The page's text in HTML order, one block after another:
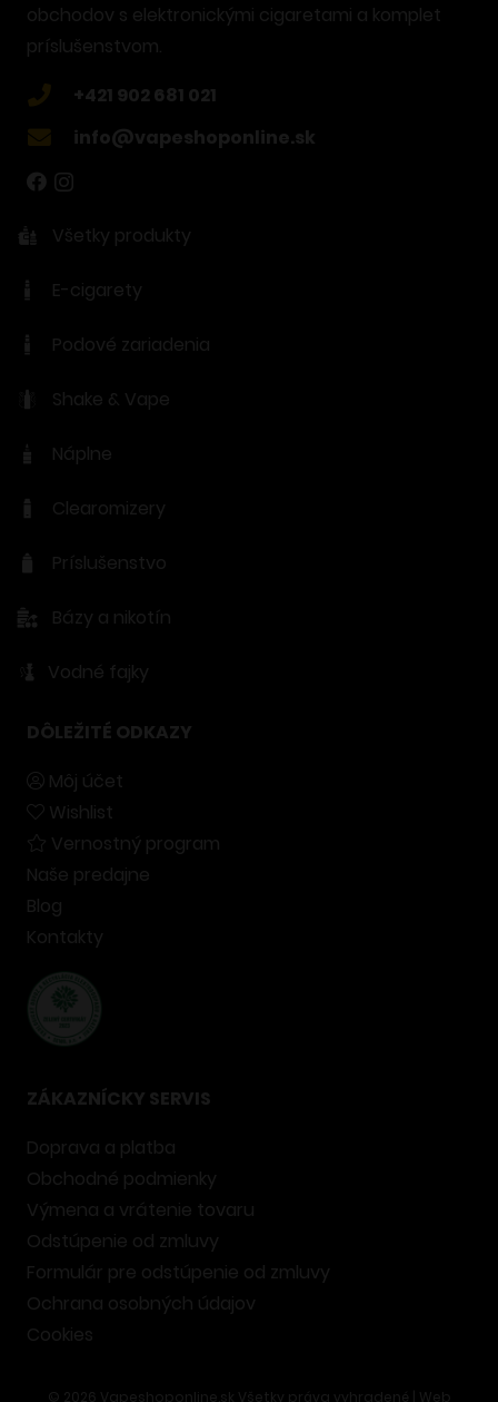
obchodov s elektronickými cigaretami a komplet
príslušenstvom.
+421 902 681 021
info@vapeshoponline.sk
Všetky produkty
E-cigarety
Podové zariadenia
Shake & Vape
Náplne
Clearomizery
Príslušenstvo
Bázy a nikotín
Vodné fajky
DÔLEŽITÉ ODKAZY
Môj účet
Wishlist
Vernostný program
Naše predajne
Blog
Kontakty
ZÁKAZNÍCKY SERVIS
Doprava a platba
Obchodné podmienky
Výmena a vrátenie tovaru
Odstúpenie od zmluvy
Formulár pre odstúpenie od zmluvy
Ochrana osobných údajov
Cookies
© 2026 Vapeshoponline.sk Všetky práva vyhradené | Web